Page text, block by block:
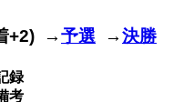
+2) →予選 →決勝
録
考